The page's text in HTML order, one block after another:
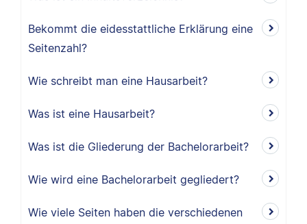
Bekommt die eidesstattliche Erklärung eine
Seitenzahl?
Wie schreibt man eine Hausarbeit?
Was ist eine Hausarbeit?
Was ist die Gliederung der Bachelorarbeit?
Wie wird eine Bachelorarbeit gegliedert?
Wie viele Seiten haben die verschiedenen